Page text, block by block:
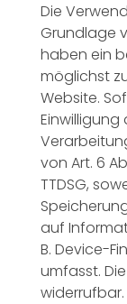
Die
Grundlage
haben ein
möglichst
Website.
von Art. 6
TTDSG,
auf
B. Device-
umfasst.
widerrufbar.